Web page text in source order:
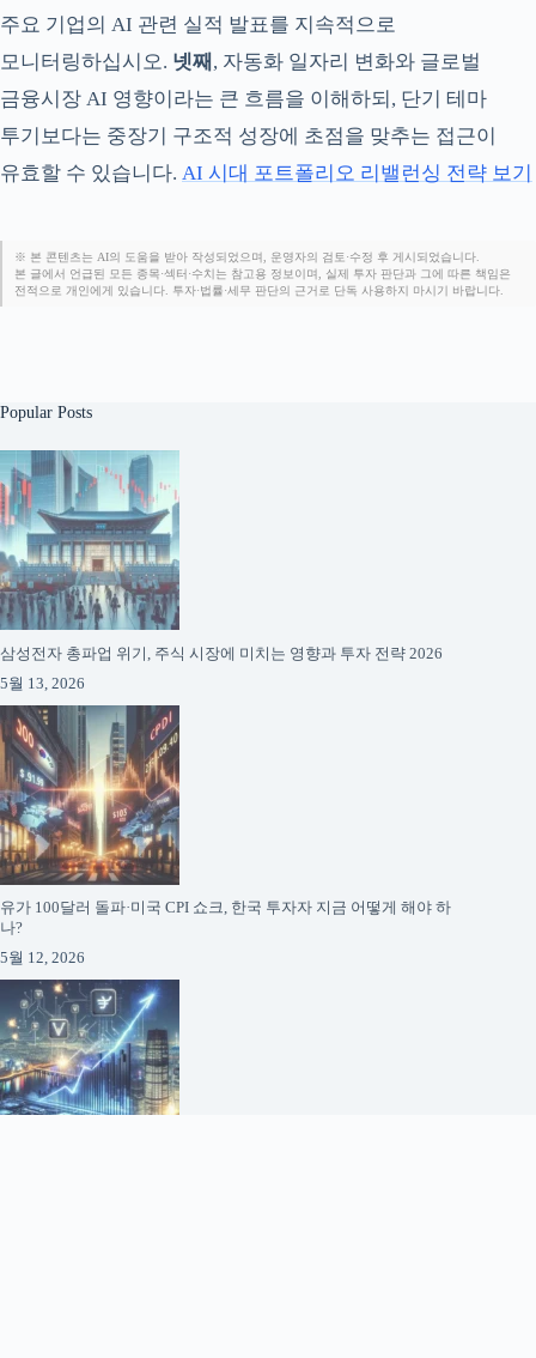
주요 기업의 AI 관련 실적 발표를 지속적으로
모니터링하십시오. 넷째 , 자동화 일자리 변화와 글로벌
금융시장 AI 영향이라는 큰 흐름을 이해하되, 단기 테마
투기보다는 중장기 구조적 성장에 초점을 맞추는 접근이
유효할 수 있습니다. AI 시대 포트폴리오 리밸런싱 전략 보기
※ 본 콘텐츠는 AI의 도움을 받아 작성되었으며, 운영자의 검토·수정 후 게시되었습니다.
본 글에서 언급된 모든 종목·섹터·수치는 참고용 정보이며, 실제 투자 판단과 그에 따른 책임은
전적으로 개인에게 있습니다. 투자·법률·세무 판단의 근거로 단독 사용하지 마시기 바랍니다.
Popular Posts
삼성전자 총파업 위기, 주식 시장에 미치는 영향과 투자 전략 2026
5월 13, 2026
유가 100달러 돌파·미국 CPI 쇼크, 한국 투자자 지금 어떻게 해야 하
나?
5월 12, 2026